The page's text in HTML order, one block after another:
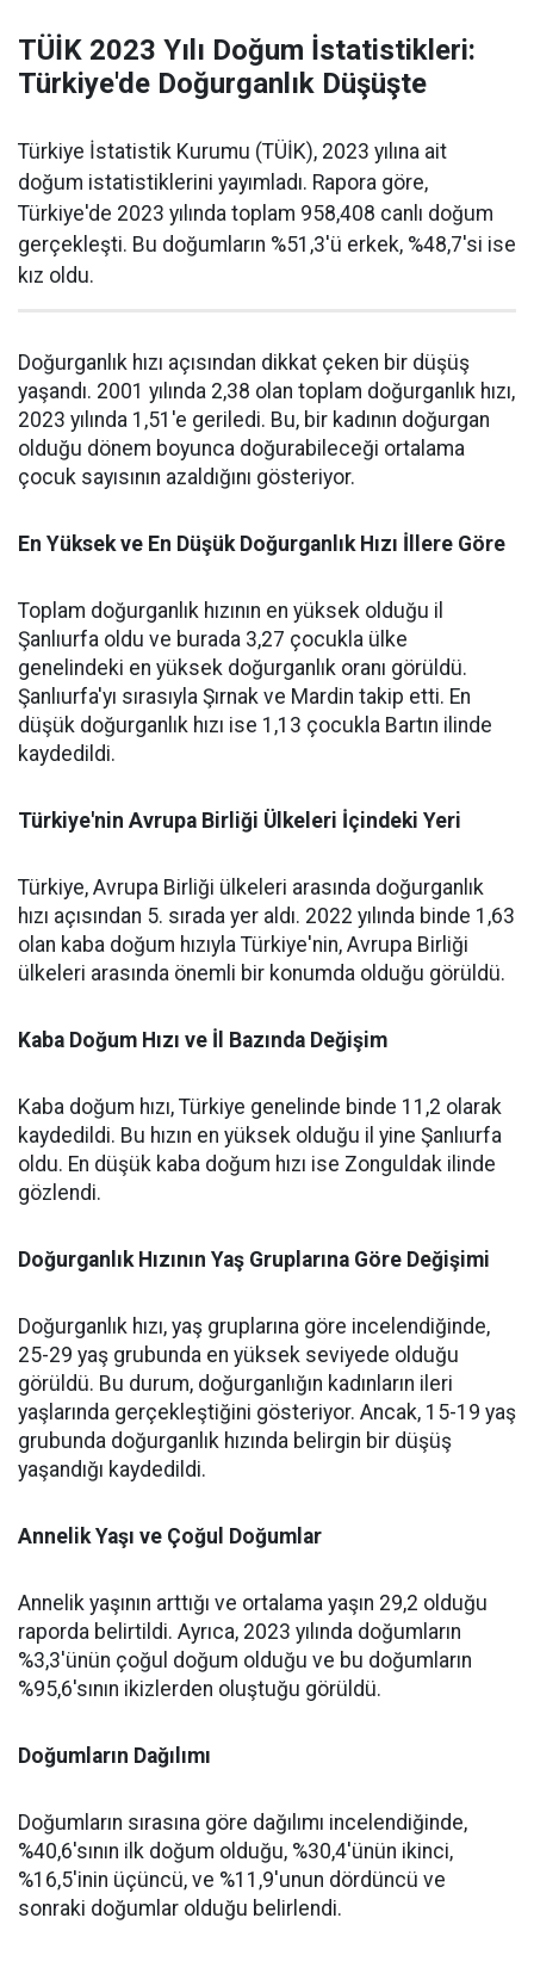
TÜİK 2023 Yılı Doğum İstatistikleri:
Türkiye'de Doğurganlık Düşüşte
Türkiye İstatistik Kurumu (TÜİK), 2023 yılına ait
doğum istatistiklerini yayımladı. Rapora göre,
Türkiye'de 2023 yılında toplam 958,408 canlı doğum
gerçekleşti. Bu doğumların %51,3'ü erkek, %48,7'si ise
kız oldu.
Doğurganlık hızı açısından dikkat çeken bir düşüş
yaşandı. 2001 yılında 2,38 olan toplam doğurganlık hızı,
2023 yılında 1,51'e geriledi. Bu, bir kadının doğurgan
olduğu dönem boyunca doğurabileceği ortalama
çocuk sayısının azaldığını gösteriyor.
En Yüksek ve En Düşük Doğurganlık Hızı İllere Göre
Toplam doğurganlık hızının en yüksek olduğu il
Şanlıurfa oldu ve burada 3,27 çocukla ülke
genelindeki en yüksek doğurganlık oranı görüldü.
Şanlıurfa'yı sırasıyla Şırnak ve Mardin takip etti. En
düşük doğurganlık hızı ise 1,13 çocukla Bartın ilinde
kaydedildi.
Türkiye'nin Avrupa Birliği Ülkeleri İçindeki Yeri
Türkiye, Avrupa Birliği ülkeleri arasında doğurganlık
hızı açısından 5. sırada yer aldı. 2022 yılında binde 1,63
olan kaba doğum hızıyla Türkiye'nin, Avrupa Birliği
ülkeleri arasında önemli bir konumda olduğu görüldü.
Kaba Doğum Hızı ve İl Bazında Değişim
Kaba doğum hızı, Türkiye genelinde binde 11,2 olarak
kaydedildi. Bu hızın en yüksek olduğu il yine Şanlıurfa
oldu. En düşük kaba doğum hızı ise Zonguldak ilinde
gözlendi.
Doğurganlık Hızının Yaş Gruplarına Göre Değişimi
Doğurganlık hızı, yaş gruplarına göre incelendiğinde,
25-29 yaş grubunda en yüksek seviyede olduğu
görüldü. Bu durum, doğurganlığın kadınların ileri
yaşlarında gerçekleştiğini gösteriyor. Ancak, 15-19 yaş
grubunda doğurganlık hızında belirgin bir düşüş
yaşandığı kaydedildi.
Annelik Yaşı ve Çoğul Doğumlar
Annelik yaşının arttığı ve ortalama yaşın 29,2 olduğu
raporda belirtildi. Ayrıca, 2023 yılında doğumların
%3,3'ünün çoğul doğum olduğu ve bu doğumların
%95,6'sının ikizlerden oluştuğu görüldü.
Doğumların Dağılımı
Doğumların sırasına göre dağılımı incelendiğinde,
%40,6'sının ilk doğum olduğu, %30,4'ünün ikinci,
%16,5'inin üçüncü, ve %11,9'unun dördüncü ve
sonraki doğumlar olduğu belirlendi.